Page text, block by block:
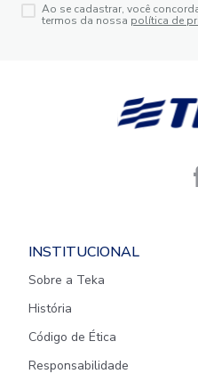
Ao se cadastrar, você
termos da nossa política de
INSTITUCIONAL
Sobre a Teka
História
Código de Ética
Responsabilidade